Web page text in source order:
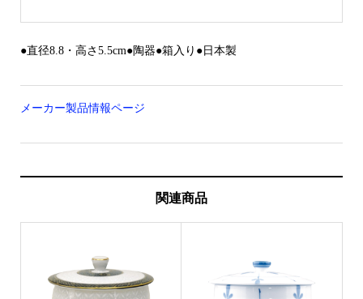
●直径8.8・高さ5.5cm●陶器●箱入り●日本製
メーカー製品情報ページ
関連商品